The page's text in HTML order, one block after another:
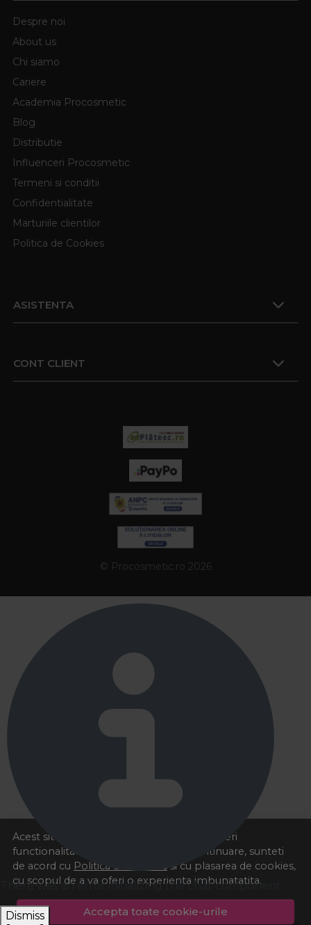
Acest site foloseste cookies pentru a va oferi
functionalitatea dorita. Navigand in continuare, sunteti
de acord cu Politica de cookies si cu plasarea de cookies,
cu scopul de a va oferi o experienta imbunatatita.
Accepta toate cookie-urile
Despre noi
About us
Chi siamo
Cariere
Academia Procosmetic
Blog
Distributie
Influenceri Procosmetic
Termeni si conditii
Confidentialitate
Marturiile clientilor
Politica de Cookies
ASISTENTA
CONT CLIENT
© Procosmetic.ro 2026
There was an error initializing the chat component
Dismiss